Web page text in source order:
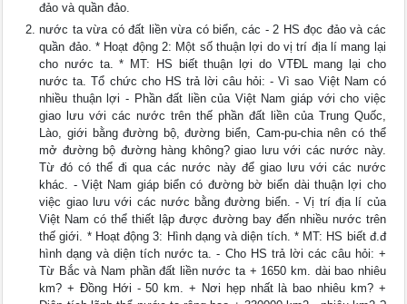
đảo và quần đảo.
nước ta vừa có đất liền vừa có biển, các - 2 HS đọc đảo và các
quần đảo. * Hoạt động 2: Một số thuận lợi do vị trí địa lí mang lại
cho nước ta. * MT: HS biết thuận lợi do VTĐL mang lại cho
nước ta. Tổ chức cho HS trả lời câu hỏi: - Vì sao Việt Nam có
nhiều thuận lợi - Phần đất liền của Việt Nam giáp với cho việc
giao lưu với các nước trên thế phần đất liền của Trung Quốc,
Lào, giới bằng đường bộ, đường biển, Cam-pu-chia nên có thể
mở đường bộ đường hàng không? giao lưu với các nước này.
Từ đó có thể đi qua các nước này để giao lưu với các nước
khác. - Việt Nam giáp biển có đường bờ biển dài thuận lợi cho
việc giao lưu với các nước bằng đường biển. - Vị trí địa lí của
Việt Nam có thể thiết lập được đường bay đến nhiều nước trên
thế giới. * Hoạt động 3: Hình dạng và diện tích. * MT: HS biết đ.đ
hình dạng và diện tích nước ta. - Cho HS trả lời các câu hỏi: +
Từ Bắc và Nam phần đất liền nước ta + 1650 km. dài bao nhiêu
km? + Đồng Hới - 50 km. + Nơi hẹp nhất là bao nhiêu km? +